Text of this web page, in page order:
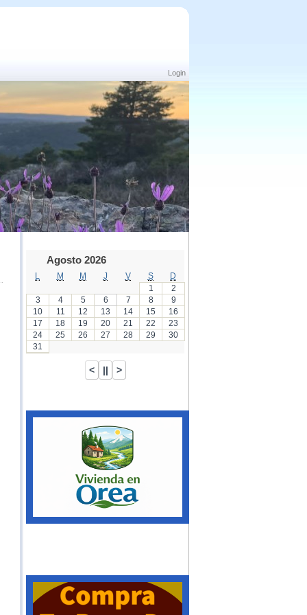
Login
Agosto 2026
M M J V S
D
1
2
3
4 5 6 7 8
9
10
11 12 13 14 15
16
17
18 19 20 21 22
23
24
25 26 27 28 29
30
31